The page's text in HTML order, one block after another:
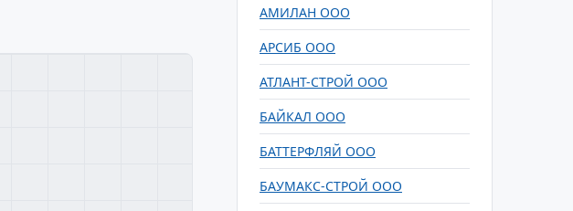
АМИЛАН ООО
АРСИБ ООО
АТЛАНТ-СТРОЙ ООО
БАЙКАЛ ООО
БАТТЕРФЛЯЙ ООО
БАУМАКС-СТРОЙ ООО